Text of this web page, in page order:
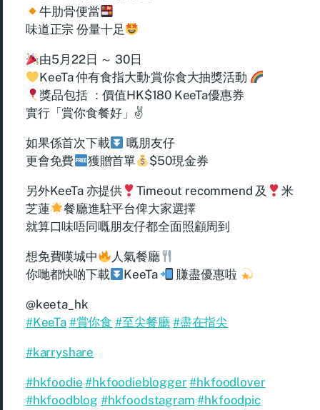
牛肋骨便當
味道正宗 份量十足
由5月22日 ～ 30日
KeeTa 仲有食指大動·賞你食大抽獎活動
獎品包括 ：價值HK$180 KeeTa優惠券
實行「賞你食餐好」✌️
如果係首次下載
嘅朋友仔
更會免費
獲贈首單 $50現金券
另外KeeTa 亦提供 Timeout recommend 及
米
芝蓮
餐廳進駐平台俾大家選擇
就算口味唔同嘅朋友仔都全面照顧周到
想免費嘆城中
人氣餐廳
你哋都快啲下載
KeeTa 賺盡優惠啦
@keeta_hk
#KeeTa #賞你食 #至尖餐廳 #盡在指尖
#karryshare
#hkfoodie #hkfoodieblogger #hkfoodlover
#hkfoodblog #hkfoodstagram #hkfoodpic